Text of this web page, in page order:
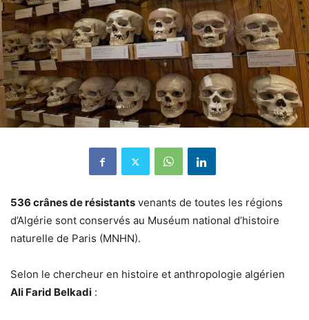
536 crânes de résistants venants de toutes les régions
d’Algérie sont conservés au Muséum national d’histoire
naturelle de Paris (MNHN).
Selon le chercheur en histoire et anthropologie algérien
Ali Farid Belkadi :